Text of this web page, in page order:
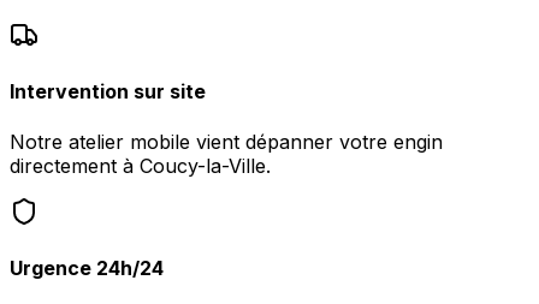
Intervention sur site
Notre atelier mobile vient dépanner votre engin
directement à Coucy-la-Ville.
Urgence 24h/24